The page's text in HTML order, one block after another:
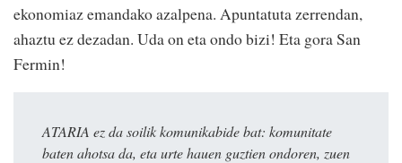
ekonomiaz emandako azalpena. Apuntatuta zerrendan,
ahaztu ez dezadan. Uda on eta ondo bizi! Eta gora San
Fermin!
ATARIA ez da soilik komunikabide bat: komunitate
baten ahotsa da, eta urte hauen guztien ondoren, zuen